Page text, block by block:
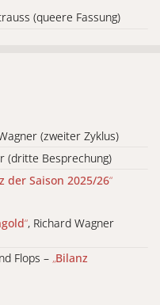
(queere Fassung)
(zweiter Zyklus)
(dritte Besprechung)
der Saison 2025/26“
“, Richard Wagner
Flops – „Bilanz